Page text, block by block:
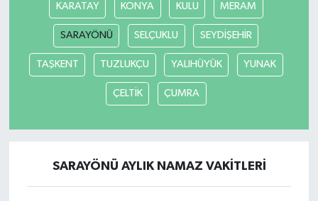
KARATAY KONYA KULU MERAM
SARAYÖNÜ SELÇUKLU SEYDİŞEHİR
TAŞKENT TUZLUKÇU YALIHÜYÜK YUNAK
ÇELTİK ÇUMRA
SARAYÖNÜ AYLIK NAMAZ VAKITLERI